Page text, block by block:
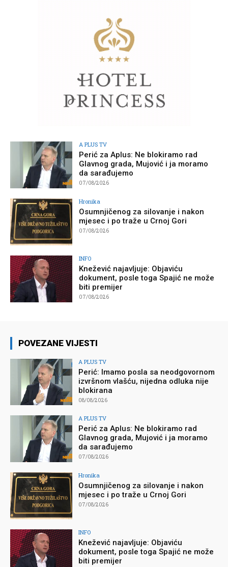
A PLUS TV
Perić za Aplus: Ne blokiramo rad
Glavnog grada, Mujović i ja moramo
da sarađujemo
07/08/2026
Hronika
Osumnjičenog za silovanje i nakon
mjesec i po traže u Crnoj Gori
07/08/2026
INFO
Knežević najavljuje: Objaviću
dokument, posle toga Spajić ne može
biti premijer
07/08/2026
POVEZANE VIJESTI
A PLUS TV
Perić: Imamo posla sa neodgovornom
izvršnom vlašću, nijedna odluka nije
blokirana
08/08/2026
A PLUS TV
Perić za Aplus: Ne blokiramo rad
Glavnog grada, Mujović i ja moramo
da sarađujemo
07/08/2026
Hronika
Osumnjičenog za silovanje i nakon
mjesec i po traže u Crnoj Gori
07/08/2026
INFO
Knežević najavljuje: Objaviću
dokument, posle toga Spajić ne može
biti premijer